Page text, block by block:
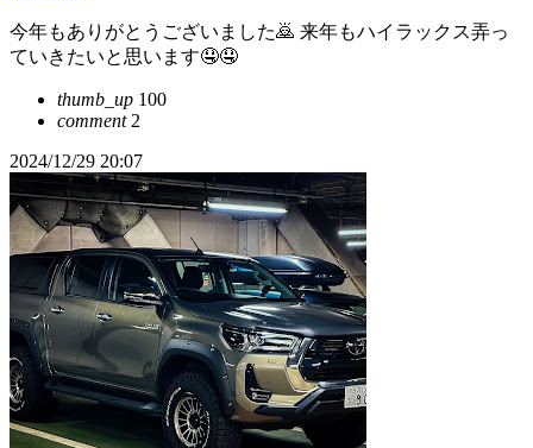
今年もありがとうございました🙇 来年もハイラックス弄っ
ていきたいと思います🤤🤤
thumb_up 100
comment2
2024/12/29 20:07